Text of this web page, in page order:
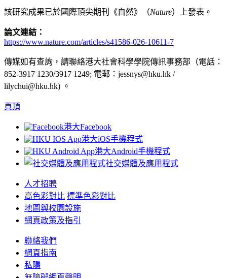
該研究成果已於國際頂尖期刊《自然》（Nature）上發表。
論文連結：
https://www.nature.com/articles/s41586-026-10611-7
傳媒如有查詢，請聯絡港大社會科學學院傳訊事務部（電話：
852-3917 1230/3917 1249; 電郵：jessnys@hku.hk /
lilychui@hku.hk) 。
頁頂
港大Facebook
港大iOS手機程式
港大Android手機程式
社交媒體及應用程式
人才招聘
高色彩對比 標準色彩對比
地圖與校園設施
網頁政策及指引
聯絡我們
網頁指南
私隱